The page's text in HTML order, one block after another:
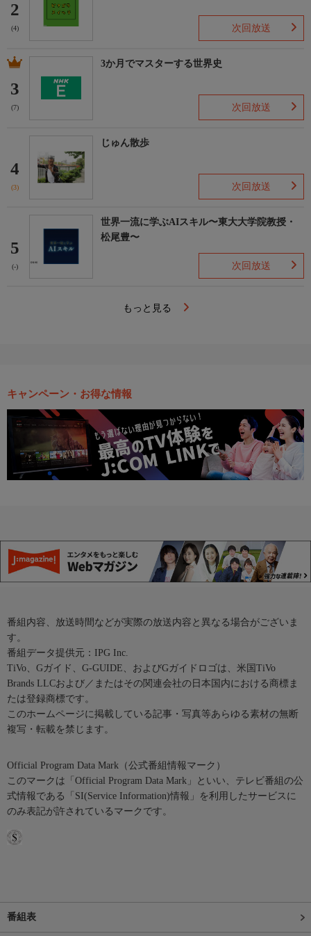
2
(4) 次回放送
3
(7)
3か月でマスターする世界史
次回放送
4
(3)
じゅん散歩
次回放送
5
(-)
世界一流に学ぶAIスキル〜東大大学院教授・
松尾豊〜
次回放送
もっと見る
キャンペーン・お得な情報
番組内容、放送時間などが実際の放送内容と異なる場合がございま
す。
番組データ提供元：IPG Inc.
TiVo、Gガイド、G-GUIDE、およびGガイドロゴは、米国TiVo
Brands LLCおよび／またはその関連会社の日本国内における商標ま
たは登録商標です。
このホームページに掲載している記事・写真等あらゆる素材の無断
複写・転載を禁じます。
Official Program Data Mark（公式番組情報マーク）
このマークは「Official Program Data Mark」といい、テレビ番組の公
式情報である「SI(Service Information)情報」を利用したサービスに
のみ表記が許されているマークです。
番組表